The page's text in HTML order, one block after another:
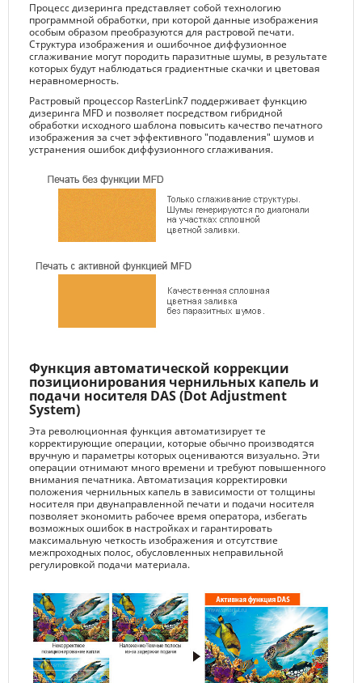
Процесс дизеринга представляет собой технологию
программной обработки, при которой данные изображения
особым образом преобразуются для растровой печати.
Структура изображения и ошибочное диффузионное
сглаживание могут породить паразитные шумы, в результате
которых будут наблюдаться градиентные скачки и цветовая
неравномерность.
Растровый процессор RasterLink7 поддерживает функцию
дизеринга MFD и позволяет посредством гибридной
обработки исходного шаблона повысить качество печатного
изображения за счет эффективного "подавления" шумов и
устранения ошибок диффузионного сглаживания.
Функция автоматической коррекции
позиционирования чернильных капель и
подачи носителя DAS (Dot Adjustment
System)
Эта революционная функция автоматизирует те
корректирующие операции, которые обычно производятся
вручную и параметры которых оцениваются визуально. Эти
операции отнимают много времени и требуют повышенного
внимания печатника. Автоматизация корректировки
положения чернильных капель в зависимости от толщины
носителя при двунаправленной печати и подачи носителя
позволяет экономить рабочее время оператора, избегать
возможных ошибок в настройках и гарантировать
максимальную четкость изображения и отсутствие
межпроходных полос, обусловленных неправильной
регулировкой подачи материала.